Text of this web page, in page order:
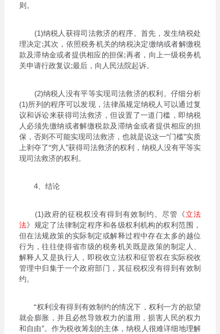
则。
(1)纳税人获得司法救济的程序。首先，发生纳税处
理决定;其次，依照税务机关的纳税决定缴纳或者解缴税
款及滞纳金或者提供相应的担保;再者，向上一级税务机
关申请行政复议;最后，向人民法院起诉。
(2)纳税人没有平等实现司法救济的权利。仔细分析
(1)所列的程序可以发现，法律虽规定纳税人可以通过复
议和诉讼来获得司法救济，但设置了一道门槛，即纳税
人必须先缴纳或者解缴税款及滞纳金或者提供相应的担
保，否则不可能实现司法救济，也就是说这一“门槛”实质
上剥夺了“穷人”获得司法救济的权利，纳税人没有平等实
现司法救济的权利。
4、结论
(1)政府的征税权没有得到有效制约。尽管《立法
法》规定了法律制定程序和各级权利机构的权利范围，
但在法规政策的实际制定或解释过程中存在太多的越位
行为，往往使得省市级的税务机关既是政策的制定人、
解释人又是执行人，即税收立法权和征管权在实际税收
管理中归集于一个政府部门，其征税权没有得到有效制
约。
“权利没有得到有效制约的情况下，权利一方的欲望
就会膨胀，并且必然导致权力的滥用，损害人民的权力
和自由”。作为税收筹划的主体，纳税人很难详细地理解